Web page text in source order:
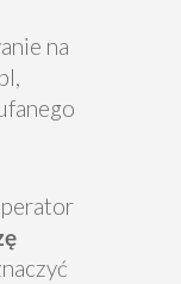
na